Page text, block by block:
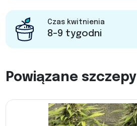
Czas kwitnienia
8-9 tygodni
Powiązane szczepy